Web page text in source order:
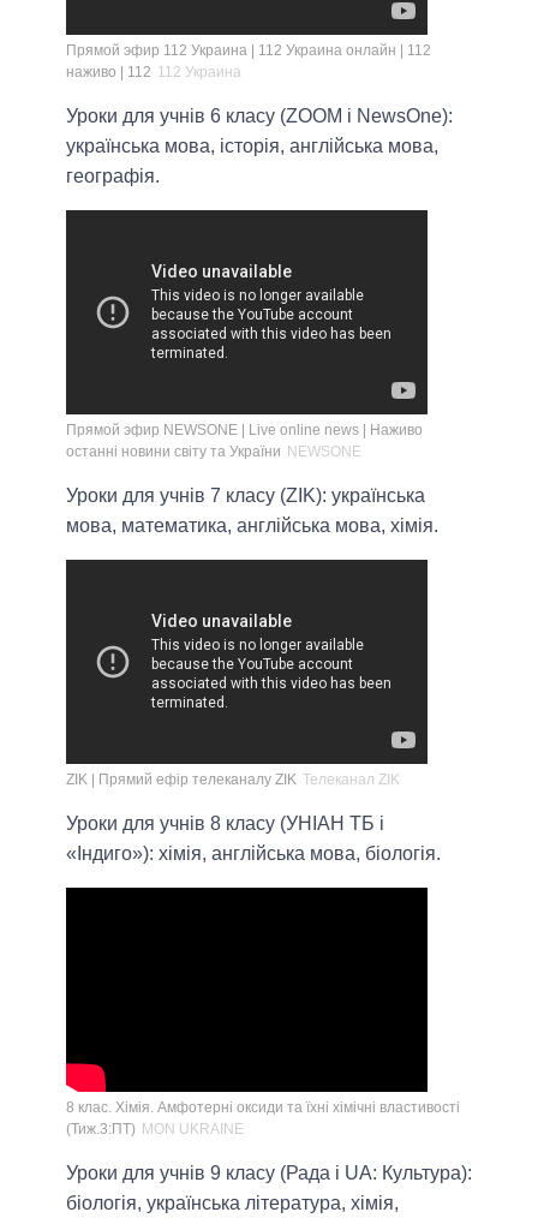
Прямой эфир 112 Украина | 112 Украина онлайн | 112
наживо | 112 112 Украина
Уроки для учнів 6 класу (ZOOM і NewsOne):
українська мова, історія, англійська мова,
географія.
Прямой эфир NEWSONE | Live online news | Наживо
останні новини світу та України NEWSONE
Уроки для учнів 7 класу (ZIK): українська
мова, математика, англійська мова, хімія.
ZIK | Прямий ефір телеканалу ZIK Телеканал ZIK
Уроки для учнів 8 класу (УНІАН ТБ і
«Індиго»): хімія, англійська мова, біологія.
8 клас. Хімія. Амфотерні оксиди та їхні хімічні властивості
(Тиж.3:ПТ) MON UKRAINE
Уроки для учнів 9 класу (Рада і UA: Культура):
біологія, українська література, хімія,